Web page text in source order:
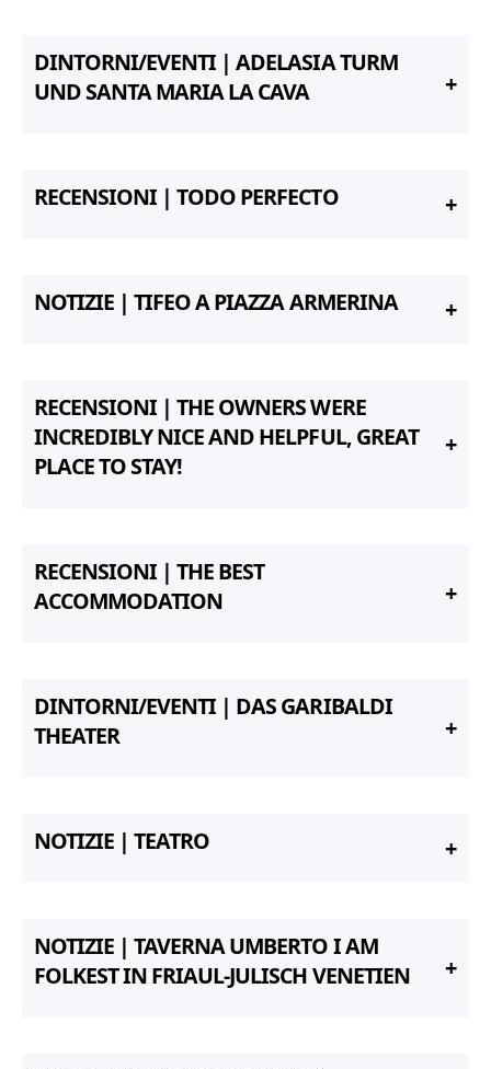
DINTORNI/EVENTI | ADELASIA TURM
UND SANTA MARIA LA CAVA
RECENSIONI | TODO PERFECTO
NOTIZIE | TIFEO A PIAZZA ARMERINA
RECENSIONI | THE OWNERS WERE
INCREDIBLY NICE AND HELPFUL, GREAT
PLACE TO STAY!
RECENSIONI | THE BEST
ACCOMMODATION
DINTORNI/EVENTI | DAS GARIBALDI
THEATER
NOTIZIE | TEATRO
NOTIZIE | TAVERNA UMBERTO I AM
FOLKEST IN FRIAUL-JULISCH VENETIEN